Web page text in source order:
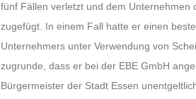
fünf Fällen verletzt und dem
zugefügt. In einem Fall hatte er einen
Unternehmers unter Verwendung von
zugrunde, dass er bei der EBE GmbH
Bürgermeister der Stadt Essen